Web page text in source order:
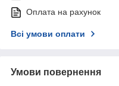
Оплата на рахунок
Всі умови оплати
Умови повернення